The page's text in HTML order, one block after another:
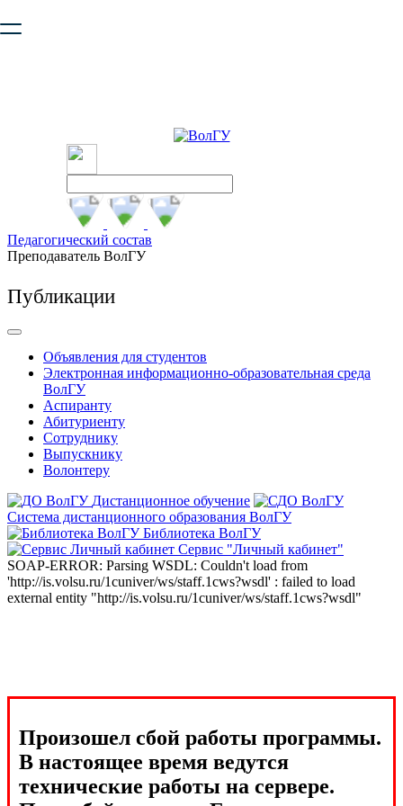
безопасную работу с сайтом. Пожалуйста
Педагогический состав
Преподаватель ВолГУ
Публикации
Объявления для студентов
Электронная информационно-образовательная среда
ВолГУ
Аспиранту
Абитуриенту
Сотруднику
Выпускнику
Волонтеру
Дистанционное обучение
Система дистанционного образования ВолГУ
Библиотека ВолГУ
Сервис "Личный кабинет"
SOAP-ERROR: Parsing WSDL: Couldn't load from
'http://is.volsu.ru/1cuniver/ws/staff.1cws?wsdl' : failed to load
external entity "http://is.volsu.ru/1cuniver/ws/staff.1cws?wsdl"
Произошел сбой работы программы.
В настоящее время ведутся
технические работы на сервере.